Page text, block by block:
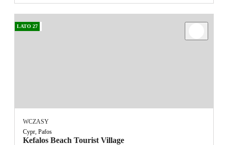
LATO 27
WCZASY
Cypr, Pafos
Kefalos Beach Tourist Village